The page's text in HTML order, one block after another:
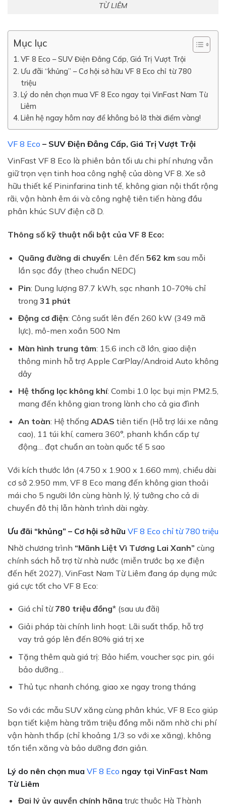
TỪ LIÊM
Mục lục
VF 8 Eco – SUV Điện Đẳng Cấp, Giá Trị Vượt Trội
Ưu đãi “khủng” – Cơ hội sở hữu VF 8 Eco chỉ từ 780
triệu
Lý do nên chọn mua VF 8 Eco ngay tại VinFast Nam Từ
Liêm
Liên hệ ngay hôm nay để không bỏ lỡ thời điểm vàng!
VF 8 Eco – SUV Điện Đẳng Cấp, Giá Trị Vượt Trội
VinFast VF 8 Eco là phiên bản tối ưu chi phí nhưng vẫn
giữ trọn vẹn tinh hoa công nghệ của dòng VF 8. Xe sở
hữu thiết kế Pininfarina tinh tế, không gian nội thất rộng
rãi, vận hành êm ái và công nghệ tiên tiến hàng đầu
phân khúc SUV điện cỡ D.
Thông số kỹ thuật nổi bật của VF 8 Eco:
Quãng đường di chuyển: Lên đến 562 km sau mỗi
lần sạc đầy (theo chuẩn NEDC)
Pin: Dung lượng 87.7 kWh, sạc nhanh 10-70% chỉ
trong 31 phút
Động cơ điện: Công suất lên đến 260 kW (349 mã
lực), mô-men xoắn 500 Nm
Màn hình trung tâm: 15.6 inch cỡ lớn, giao diện
thông minh hỗ trợ Apple CarPlay/Android Auto không
dây
Hệ thống lọc không khí: Combi 1.0 lọc bụi mịn PM2.5,
mang đến không gian trong lành cho cả gia đình
An toàn: Hệ thống ADAS tiên tiến (Hỗ trợ lái xe nâng
cao), 11 túi khí, camera 360°, phanh khẩn cấp tự
động… đạt chuẩn an toàn quốc tế 5 sao
Với kích thước lớn (4.750 x 1.900 x 1.660 mm), chiều dài
cơ sở 2.950 mm, VF 8 Eco mang đến không gian thoải
mái cho 5 người lớn cùng hành lý, lý tưởng cho cả di
chuyển đô thị lẫn hành trình dài ngày.
Ưu đãi “khủng” – Cơ hội sở hữu VF 8 Eco chỉ từ 780 triệu
Nhờ chương trình “Mãnh Liệt Vì Tương Lai Xanh” cùng
chính sách hỗ trợ từ nhà nước (miễn trước bạ xe điện
đến hết 2027), VinFast Nam Từ Liêm đang áp dụng mức
giá cực tốt cho VF 8 Eco:
Giá chỉ từ 780 triệu đồng* (sau ưu đãi)
Giải pháp tài chính linh hoạt: Lãi suất thấp, hỗ trợ
vay trả góp lên đến 80% giá trị xe
Tặng thêm quà giá trị: Bảo hiểm, voucher sạc pin, gói
bảo dưỡng…
Thủ tục nhanh chóng, giao xe ngay trong tháng
So với các mẫu SUV xăng cùng phân khúc, VF 8 Eco giúp
bạn tiết kiệm hàng trăm triệu đồng mỗi năm nhờ chi phí
vận hành thấp (chỉ khoảng 1/3 so với xe xăng), không
tốn tiền xăng và bảo dưỡng đơn giản.
Lý do nên chọn mua VF 8 Eco ngay tại VinFast Nam
Từ Liêm
Đại lý ủy quyền chính hãng trực thuộc Hà Thành